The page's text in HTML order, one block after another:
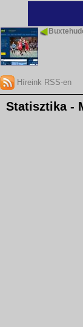
Híreink RSS-en
Statisztika -